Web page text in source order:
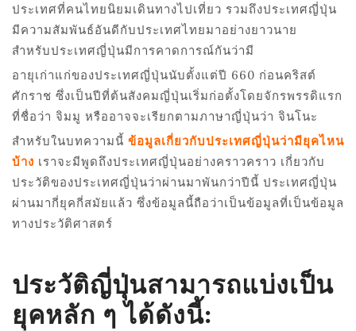
ประเทศที่คนไทยนิยมเดินทางไปเที่ยว รวมถึงประเทศญี่ปุ่น
มีความสัมพันธ์อันดีกับประเทศไทยมาอย่างยาวนาย
สำหรับประเทศญี่ปุ่นมีการคาดการณ์กันว่ามี
อายุเก่าแก่ของประเทศญี่ปุ่นนับตั้งแต่ปี 660 ก่อนคริสต์
ศักราช ซึ่งเป็นปีที่ต้นสังคมญี่ปุ่นเริ่มก่อตั้งโดยจักรพรรดิแรก
ที่ชื่อว่า จิมมู หรืออาจจะเรียกตามภาษาญี่ปุ่นว่า จินโนะ
สำหรับในบทความนี้ ข้อมูลเกี่ยวกับประเทศญี่ปุ่นว่ามียุคไหน
บ้าง เราจะมีพูดถึงประเทศญี่ปุ่นอย่างคราวคราว เกี่ยวกับ
ประวัติของประเทศญี่ปุ่นว่าผ่านมาพันกว่าปีนี้ ประเทศญี่ปุ่น
ผ่านมากี่ยุคกี่สมัยแล้ว ซึ่งข้อมูลนี้ถือว่าเป็นข้อมูลที่เป็นข้อมูล
ทางประวัติศาสตร์
ประวัติญี่ปุ่นสามารถแบ่งเป็น
ยุคหลัก ๆ ได้ดังนี้: